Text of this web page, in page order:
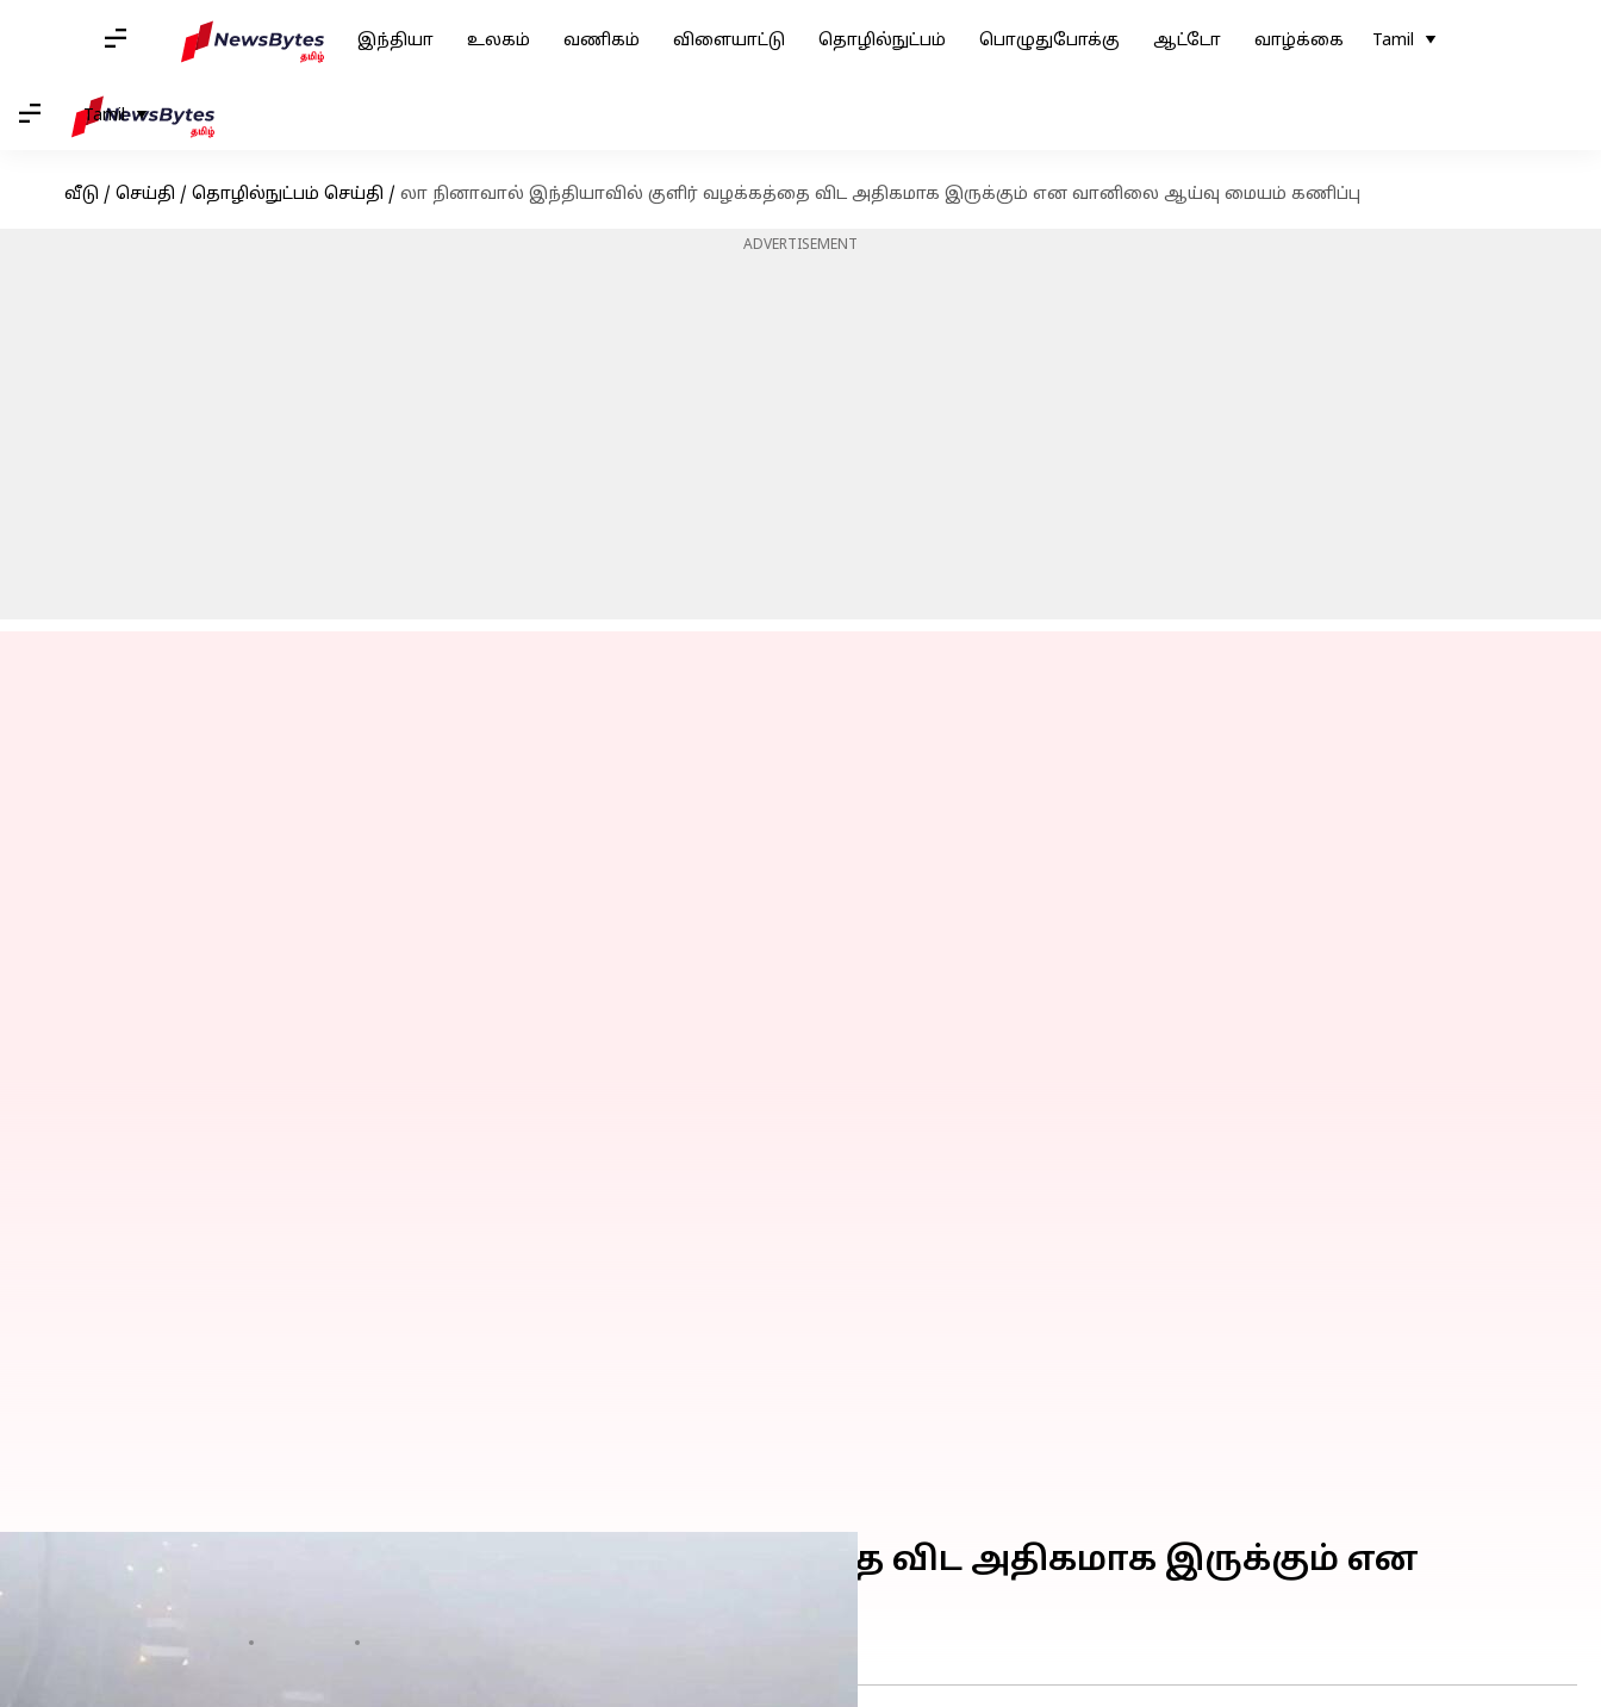
இந்தியா உலகம் வணிகம் விளையாட்டு தொழில்நுட்பம் பொழுதுபோக்கு ஆட்டோ வாழ்க்கை Tamil
Tamil
வீடு / செய்தி / தொழில்நுட்பம் செய்தி / லா நினாவால் இந்தியாவில் குளிர் வழக்கத்தை விட அதிகமாக இருக்கும் என வானிலை ஆய்வு மையம் கணிப்பு
ADVERTISEMENT
லா நினாவால் இந்தியாவில் குளிர் வழக்கத்தை விட அதிகமாக இருக்கும் என
வானிலை ஆய்வு மையம் கணிப்பு
Sekar Chinnappan